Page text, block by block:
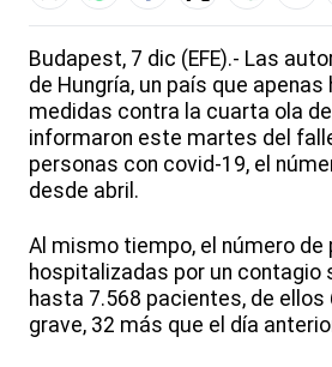
Budapest, 7 dic (EFE).- Las
de Hungría, un país que
medidas contra la cuarta ola
informaron este martes del
personas con covid-19, el
desde abril.
Al mismo tiempo, el número de
hospitalizadas por un contagio
hasta 7.568 pacientes, de
grave, 32 más que el día